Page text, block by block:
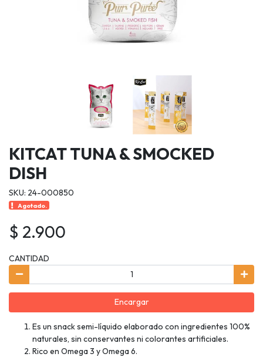
KITCAT TUNA & SMOCKED
DISH
SKU: 24-000850
Agotado.
$ 2.900
CANTIDAD
Encargar
Es un snack semi-líquido elaborado con ingredientes 100%
naturales, sin conservantes ni colorantes artificiales.
Rico en Omega 3 y Omega 6.